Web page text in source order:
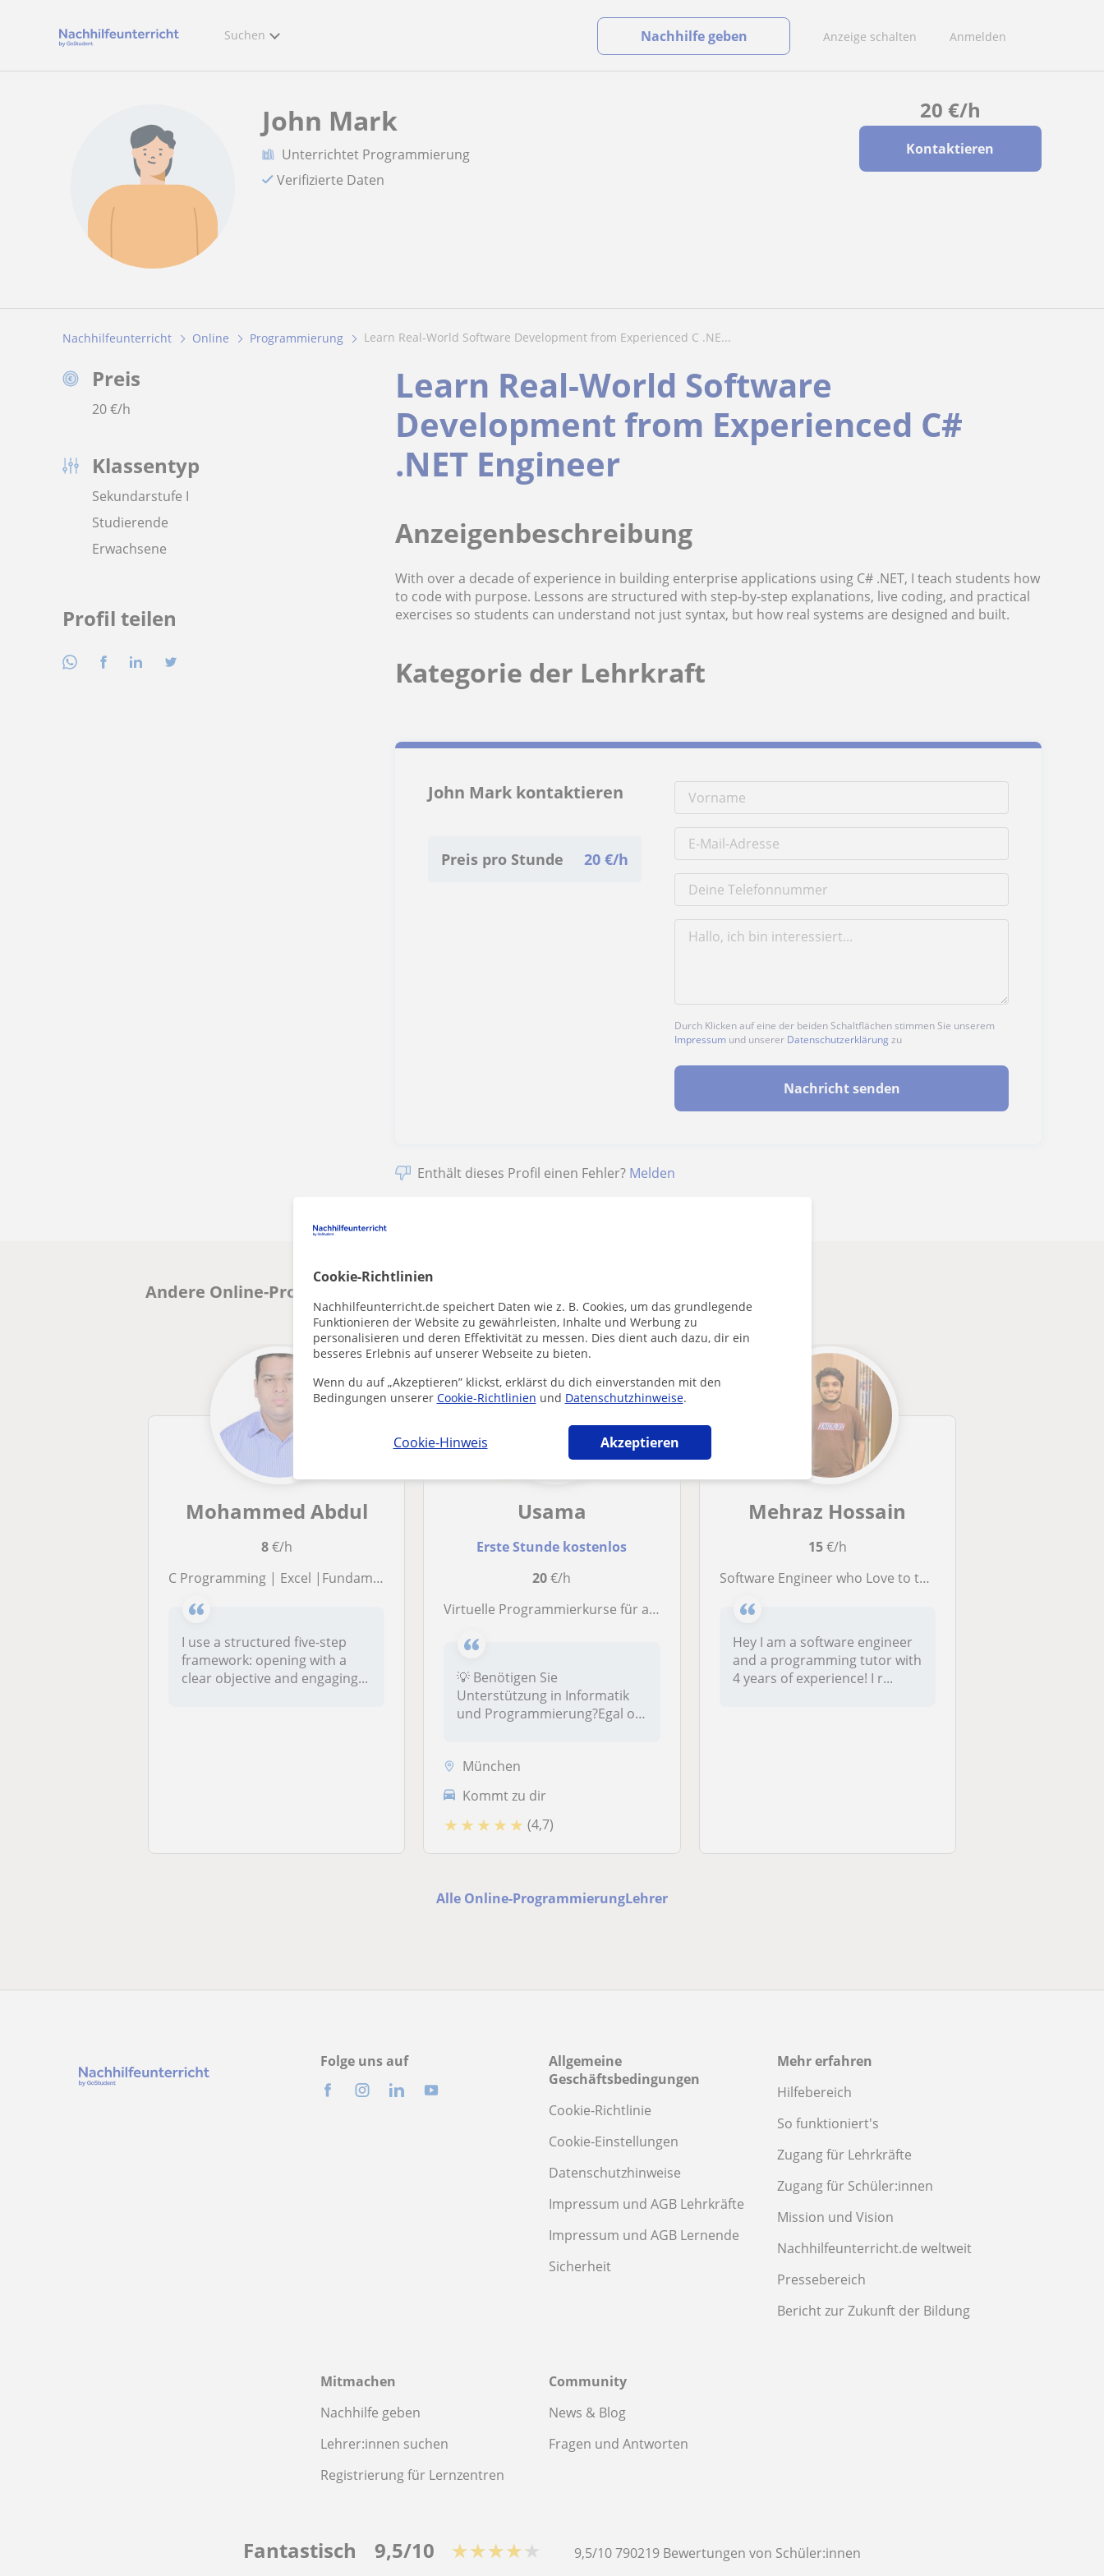
Cookie-Richtlinien
Nachhilfeunterricht.de speichert Daten wie z. B. Cookies, um das grundlegende
Funktionieren der Website zu gewährleisten, Inhalte und Werbung zu
personalisieren und deren Effektivität zu messen. Dies dient auch dazu, dir ein
besseres Erlebnis auf unserer Webseite zu bieten.
Wenn du auf „Akzeptieren” klickst, erklärst du dich einverstanden mit den
Bedingungen unserer Cookie-Richtlinien und Datenschutzhinweise.
Cookie-Hinweis Akzeptieren
Suchen Anzeige schalten Anmelden
Nachhilfe geben
20 €/h
Kontaktieren
John Mark
Unterrichtet Programmierung
Verifizierte Daten
Nachhilfeunterricht Online Programmierung Learn Real-World Software Development from Experienced C .NE...
Preis
20€/h
Klassentyp
Sekundarstufe I
Studierende
Erwachsene
Profil teilen
Learn Real-World Software
Development from Experienced C#
.NET Engineer
Anzeigenbeschreibung
With over a decade of experience in building enterprise applications using C# .NET, I teach students how
to code with purpose. Lessons are structured with step-by-step explanations, live coding, and practical
exercises so students can understand not just syntax, but how real systems are designed and built.
Kategorie der Lehrkraft
John Mark kontaktieren
Preis pro Stunde 20 €/h
Durch Klicken auf eine der beiden Schaltflächen stimmen Sie unserem
Impressum und unserer Datenschutzerklärung zu
Nachricht senden
Enthält dieses Profil einen Fehler? Melden
Andere Online-ProgrammierungLehrer die dich interessieren könnten
Mohammed Abdul
8€/h
C Programming | Excel |Fundamentals of Python |
I use a structured five-step
framework: opening with a
clear objective and engaging...
Usama
Erste Stunde kostenlos
20€/h
Virtuelle Programmierkurse für alle Niveaus 🛠️ Unterstützung bei Schul-, Hochschul- und Universitätsprojekten 🛠️
💡 Benötigen Sie
Unterstützung in Informatik
und Programmierung?Egal ob
München
Kommt zu dir
★ ★ ★ ★ ★ (4,7)
Mehraz Hossain
15€/h
Software Engineer who Love to teach Programming !
Hey I am a software engineer
and a programming tutor with
4 years of experience! I r...
Alle Online-ProgrammierungLehrer
Folge uns auf
Allgemeine
Geschäftsbedingungen
Cookie-Richtlinie
Cookie-Einstellungen
Datenschutzhinweise
Impressum und AGB Lehrkräfte
Impressum und AGB Lernende
Sicherheit
Mehr erfahren
Hilfebereich
So funktioniert's
Zugang für Lehrkräfte
Zugang für Schüler:innen
Mission und Vision
Nachhilfeunterricht.de weltweit
Pressebereich
Bericht zur Zukunft der Bildung
Mitmachen
Nachhilfe geben
Lehrer:innen suchen
Registrierung für Lernzentren
Community
News & Blog
Fragen und Antworten
Fantastisch 9,5/10 ★★★★★ 9,5/10790219 Bewertungen von Schüler:innen